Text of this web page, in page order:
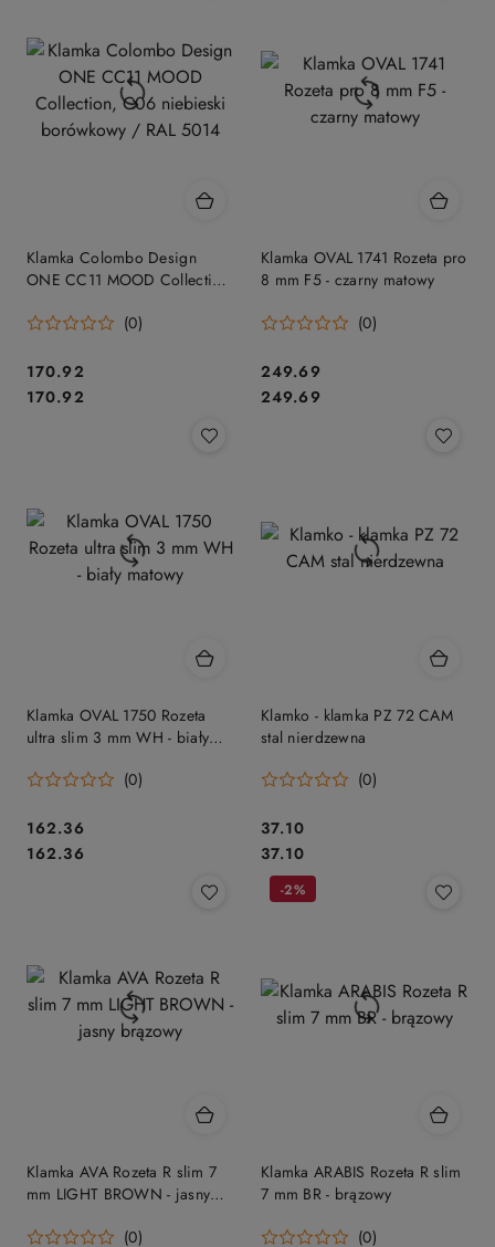
Klamka Colombo Design
ONE CC11 MOOD Collection,
RAL 5014
(0)
Cena:
170.92
Cena:
170.92
Klamka OVAL 1741 Rozeta pro
8 mm F5 - czarny matowy
(0)
Cena:
249.69
Cena:
249.69
Klamka OVAL 1750 Rozeta
ultra slim 3 mm WH - biały
(0)
Cena:
162.36
Cena:
162.36
Klamko - klamka PZ 72 CAM
stal nierdzewna
(0)
Cena:
37.10
Cena:
37.10
Klamka AVA Rozeta R slim 7
mm LIGHT BROWN - jasny
(0)
Klamka ARABIS Rozeta R slim
7 mm BR - brązowy
(0)
-2%